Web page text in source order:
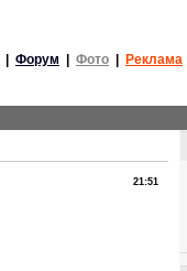
Форум Фото Реклама
21:51